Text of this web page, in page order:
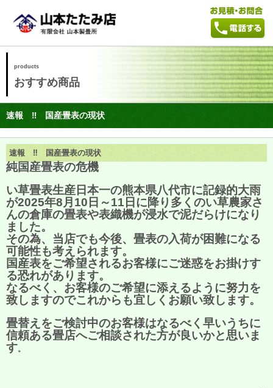
products
おすすめ商品
速報 ‼ 国産畳表の現状
速報 ‼ 国産畳表の現状
純国産畳表の危機
い草畳表生産日本一の熊本県八代市に記録的大雨
が2025年8月10日～11日に降り 多くのい草農家さ
んの倉庫の畳表や表織機が浸水で泥だらけになり
ました。
その為、当店でも今後、畳表の入荷が困難になる
可能性も考えられます。
国産表をご希望されるお客様にご迷惑をお掛けす
る恐れがあります。
なるべく、お客様のご希望に添えるように努力を
致しますのでこれからも宜しくお願い致します。
畳替えをご検討中のお客様はなるべく早いうちに
信頼ある畳店へご相談された方が良いかと思いま
す。